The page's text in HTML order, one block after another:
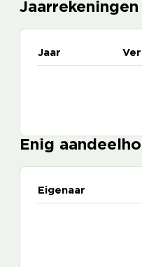
Jaarrekeningen
Jaar
Enig
Eigenaar